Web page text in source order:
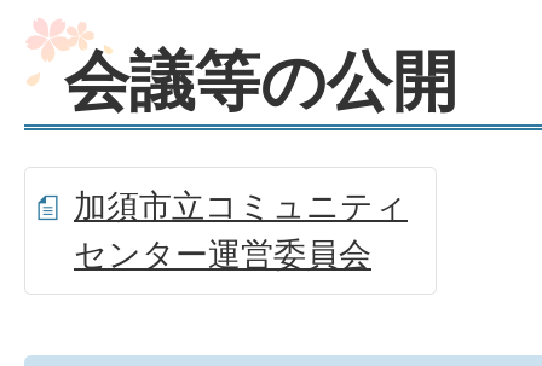
会議等の公開
加須市立コミュニティ
センター運営委員会